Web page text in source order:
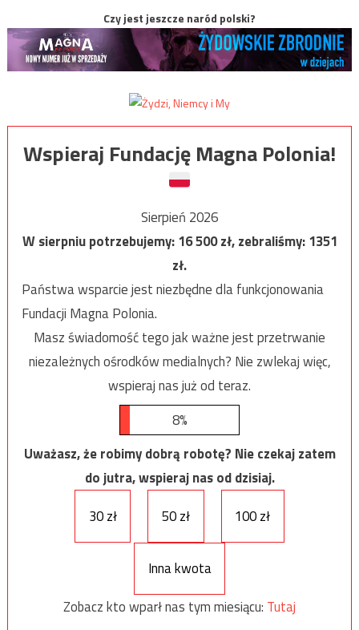
Czy jest jeszcze naród polski?
Wspieraj Fundację Magna Polonia!
Sierpień 2026
W sierpniu potrzebujemy:16 500zł, zebraliśmy:1351
zł.
Państwa wsparcie jest niezbędne dla funkcjonowania
Fundacji Magna Polonia.
Masz świadomość tego jak ważne jest przetrwanie
niezależnych ośrodków medialnych? Nie zwlekaj więc,
wspieraj nas już od teraz.
8%
Uważasz, że robimy dobrą robotę? Nie czekaj zatem
do jutra, wspieraj nas od dzisiaj.
30 zł
50 zł 100 zł
Inna kwota
Zobacz kto wparł nas tym miesiącu: Tutaj